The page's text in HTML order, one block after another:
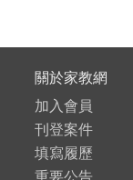
關於家教網
加入會員
刊登案件
填寫履歷
重要公告